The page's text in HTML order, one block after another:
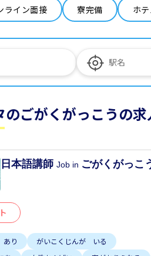
ライン面接 寮完備 ホ
のごがくがっこうの
日本語講師Job in ごがくがっこ
り
がいこくじんが いる